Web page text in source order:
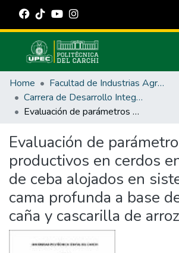
Communities & Collections
All of DSpace
Statistics
Estadísticas Externas
Manuales
Home
Facultad de Industrias Agropecuarias y Ciencias Ambientales
Carrera de Desarrollo Integral Agropecuario
Evaluación de parámetros productivos en cerdos en la etapa de ceba alojados en sistema de cama profunda a base de bagazo de caña y cascarilla de arroz
Evaluación de
productivos en cerdos
de ceba alojados en
cama profunda a base
caña y cascarilla de arroz